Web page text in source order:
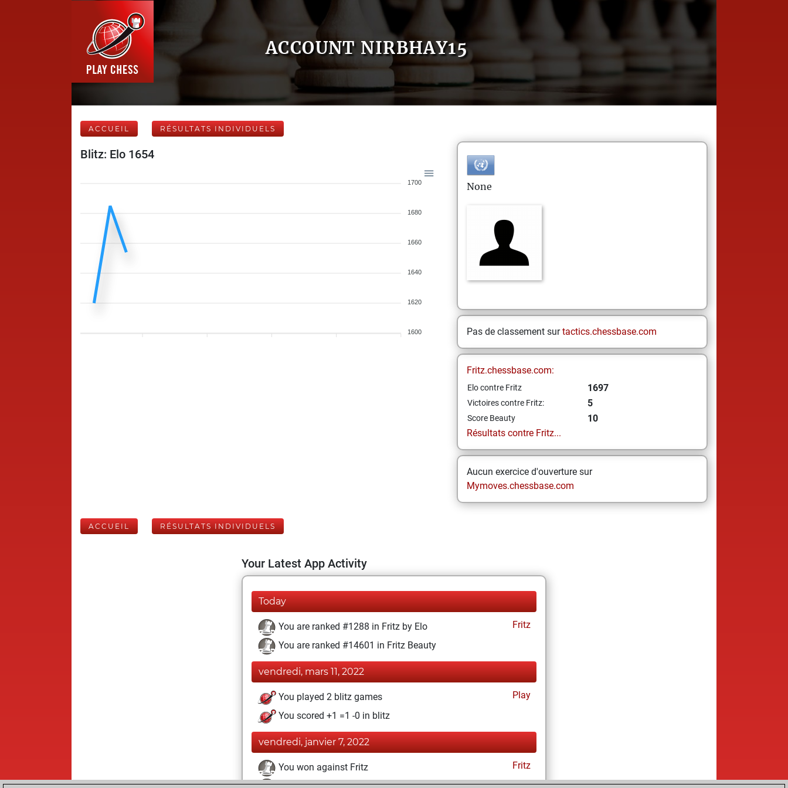
ACCOUNT NIRBHAY15
ACCUEIL RÉSULTATS INDIVIDUELS
Blitz: Elo 1654
1700
1680
1660
1640
1620
1600
None
Pas de classement surtactics.chessbase.com
Fritz.chessbase.com:
Elo contre Fritz 1697
Victoires contre Fritz: 5
Score Beauty
10
Résultats contre Fritz...
Aucun exercice d'ouverture sur
Mymoves.chessbase.com
ACCUEIL RÉSULTATS INDIVIDUELS
Your Latest App Activity
Today
You are ranked #1288 in Fritz by Elo
Fritz
You are ranked #14601 in Fritz Beauty
vendredi, mars 11, 2022
You played 2 blitz games
Play
You scored +1 =1 -0 in blitz
vendredi, janvier 7, 2022
You won against Fritz
Fritz